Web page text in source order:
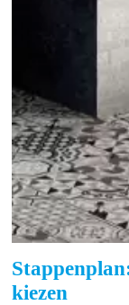
kiezen